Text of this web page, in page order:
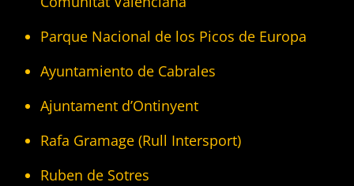
Parque Nacional de los Picos de Europa
Ayuntamiento de Cabrales
Ajuntament d’Ontinyent
Rafa Gramage (Rull Intersport)
Ruben de Sotres